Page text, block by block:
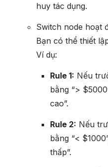
huy tác dụng.
Switch node hoạt
Bạn có thể thiết
Ví dụ:
Rule 1: Nếu
bằng “>
cao”.
Rule 2: Nếu
bằng “<
thấp”.